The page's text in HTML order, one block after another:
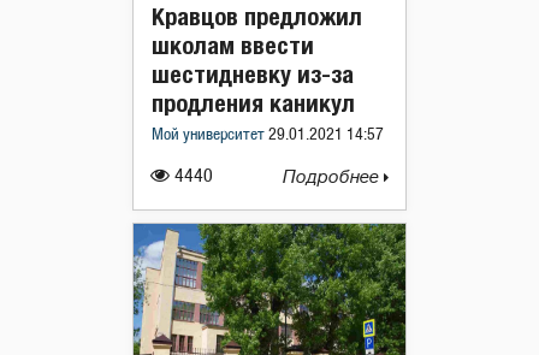
4440
Кравцов предложил
школам ввести
шестидневку из-за
продления каникул
Мой университет 29.01.2021 14:57
Подробнее